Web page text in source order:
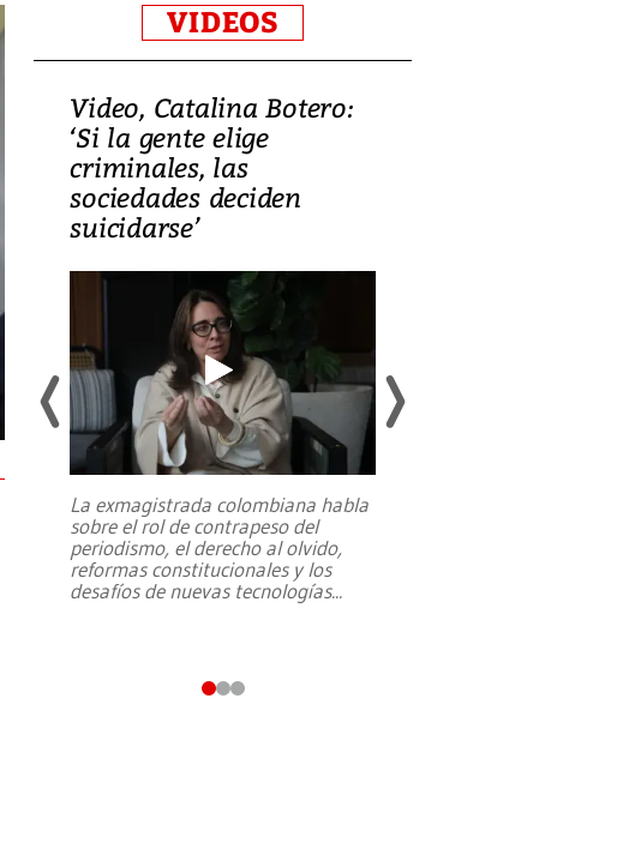
Trabajadores marcharán a la Presidencia. Erick Marciscano | La Estrella de
VIDEOS
Video, Catalina Botero:
‘Si la gente elige
criminales, las
sociedades deciden
suicidarse’
La exmagistrada colombiana habla
sobre el rol de contrapeso del
periodismo, el derecho al olvido,
reformas constitucionales y los
desafíos de nuevas tecnologías...